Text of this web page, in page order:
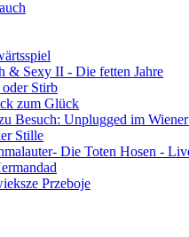
& Sexy II - Die fetten Jahre
Stirb
zum Glück
Besuch: Unplugged im
Stille
Die Toten Hosen -
Przeboje